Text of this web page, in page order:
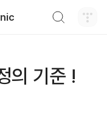
의 기준 !